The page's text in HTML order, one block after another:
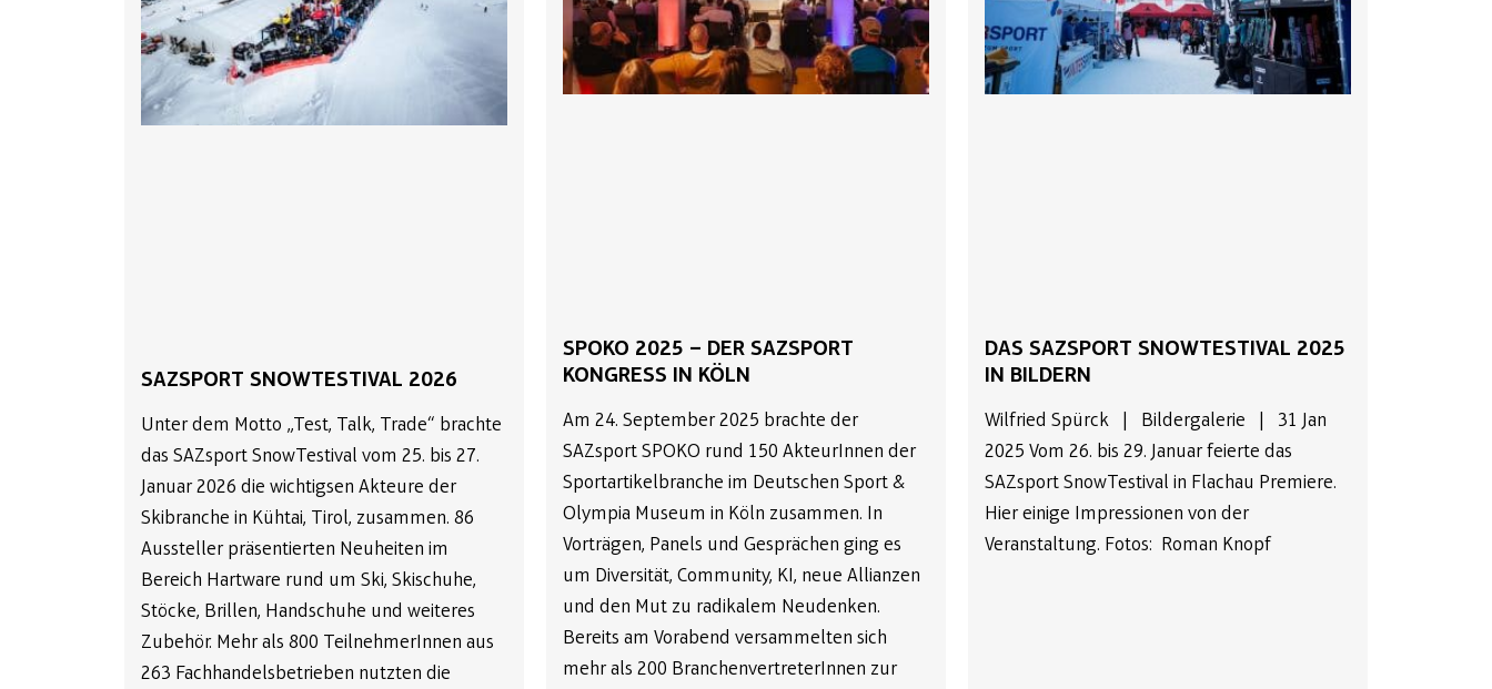
SAZSPORT SNOWTESTIVAL 2026
Unter dem Motto „Test, Talk, Trade“ brachte
das SAZsport SnowTestival vom 25. bis 27.
Januar 2026 die wichtigsen Akteure der
Skibranche in Kühtai, Tirol, zusammen. 86
Aussteller präsentierten Neuheiten im
Bereich Hartware rund um Ski, Skischuhe,
Stöcke, Brillen, Handschuhe und weiteres
Zubehör. Mehr als 800 TeilnehmerInnen aus
263 Fachhandelsbetrieben nutzten die
SPOKO 2025 – DER SAZSPORT
KONGRESS IN KÖLN
Am 24. September 2025 brachte der
SAZsport SPOKO rund 150 AkteurInnen der
Sportartikelbranche im Deutschen Sport &
Olympia Museum in Köln zusammen. In
Vorträgen, Panels und Gesprächen ging es
um Diversität, Community, KI, neue Allianzen
und den Mut zu radikalem Neudenken.
Bereits am Vorabend versammelten sich
mehr als 200 BranchenvertreterInnen zur
DAS SAZSPORT SNOWTESTIVAL 2025
IN BILDERN
Wilfried Spürck | Bildergalerie | 31 Jan
2025 Vom 26. bis 29. Januar feierte das
SAZsport SnowTestival in Flachau Premiere.
Hier einige Impressionen von der
Veranstaltung. Fotos: Roman Knopf